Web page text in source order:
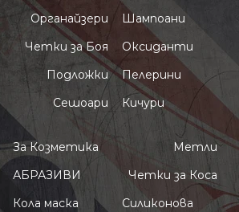
Органайзери
Четки за Боя
Подложки
Сешоари
Шампоани
Оксиданти
Пелерини
Кичури
За Козметика
АБРАЗИВИ
Кола маска
Метли
Четки за Коса
Силиконова